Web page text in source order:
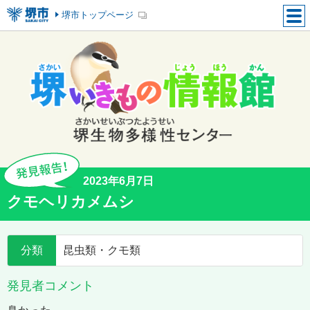
堺市トップページ
2023年6月7日
クモヘリカメムシ
分類 昆虫類・クモ類
発見者コメント